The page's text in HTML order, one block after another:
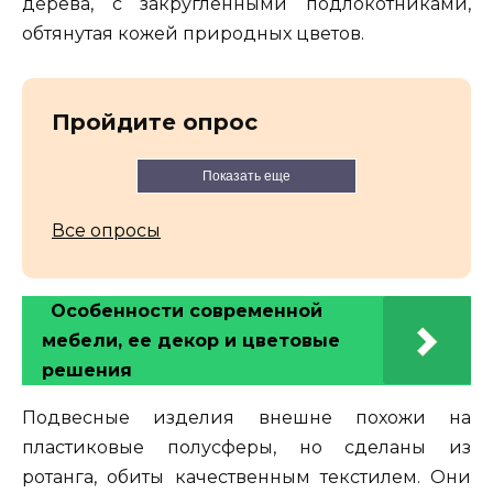
обтянутая кожей природных цветов.
Пройдите опрос
Показать еще
Все опросы
Особенности современной
мебели, ее декор и цветовые
решения
Подвесные изделия внешне похожи на
пластиковые полусферы, но сделаны из
ротанга, обиты качественным текстилем. Они